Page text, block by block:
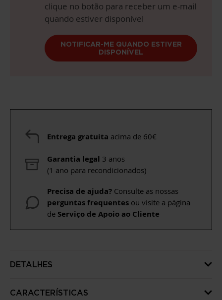
clique no botão para receber um e-mail
quando estiver disponível
NOTIFICAR-ME QUANDO ESTIVER
DISPONÍVEL
Entrega gratuita acima de 60€
Garantia legal 3 anos
(1 ano para recondicionados)
Precisa de ajuda? Consulte as nossas
perguntas frequentes ou visite a página
de Serviço de Apoio ao Cliente
DETALHES
CARACTERÍSTICAS